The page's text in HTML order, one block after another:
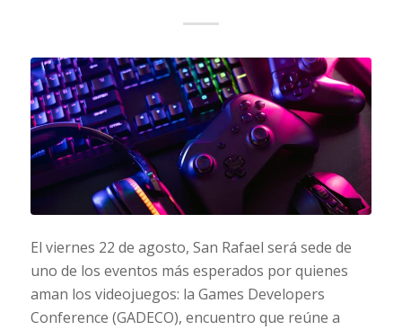
El viernes 22 de agosto, San Rafael será sede de
uno de los eventos más esperados por quienes
aman los videojuegos: la Games Developers
Conference (GADECO), encuentro que reúne a